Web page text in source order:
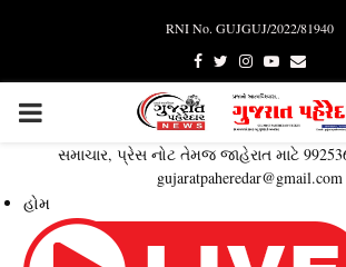
RNI No. GUJGUJ/2022/81940
Facebook
TwitterInstagram
YoutubeEmail
PRIMARY
MENU
સમાચાર, પ્રેસ નોટ તેમજ જાહેરાત માટે
gujaratpaheredar@gmail.com
હોમ